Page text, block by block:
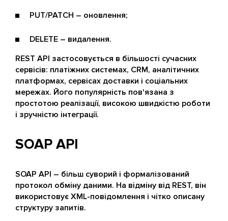
PUT/PATCH – оновлення;
DELETE – видалення.
REST API застосовується в більшості сучасних
сервісів: платіжних системах, CRM, аналітичних
платформах, сервісах доставки і соціальних
мережах. Його популярність пов'язана з
простотою реалізації, високою швидкістю роботи
і зручністю інтеграції.
SOAP API
SOAP API – більш суворий і формалізований
протокол обміну даними. На відміну від REST, він
використовує XML-повідомлення і чітко описану
структуру запитів.